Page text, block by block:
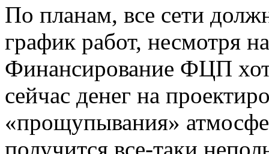
По планам, все сети
график работ, несмотря
Финансирование ФЦП
сейчас денег на
«прощупывания»
получится все-таки